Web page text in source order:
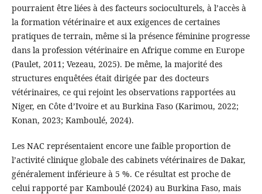
pourraient être liées à des facteurs socioculturels, à l’accès à
la formation vétérinaire et aux exigences de certaines
pratiques de terrain, même si la présence féminine progresse
dans la profession vétérinaire en Afrique comme en Europe
(Paulet, 2011; Vezeau, 2025). De même, la majorité des
structures enquêtées était dirigée par des docteurs
vétérinaires, ce qui rejoint les observations rapportées au
Niger, en Côte d’Ivoire et au Burkina Faso (Karimou, 2022;
Konan, 2023; Kamboulé, 2024).
Les NAC représentaient encore une faible proportion de
l’activité clinique globale des cabinets vétérinaires de Dakar,
généralement inférieure à 5 %. Ce résultat est proche de
celui rapporté par Kamboulé (2024) au Burkina Faso, mais